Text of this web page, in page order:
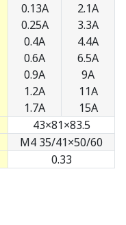
0.13A
0.25A
0.4A
0.6A
0.9A
1.2A
1.7A
2.1A
3.3A
4.4A
6.5A
9A
11A
15A
43×81×83.5
M4 35/41×50/60
0.33